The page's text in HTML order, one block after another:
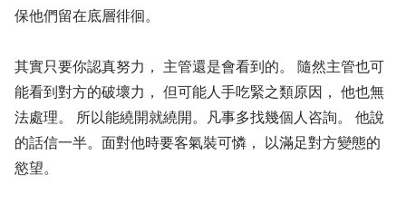
保他們留在底層徘徊。
其實只要你認真努力， 主管還是會看到的。 隨然主管也可
能看到對方的破壞力， 但可能人手吃緊之類原因， 他也無
法處理。 所以能繞開就繞開。凡事多找幾個人咨詢。 他說
的話信一半。面對他時要客氣裝可憐， 以滿足對方變態的
慾望。